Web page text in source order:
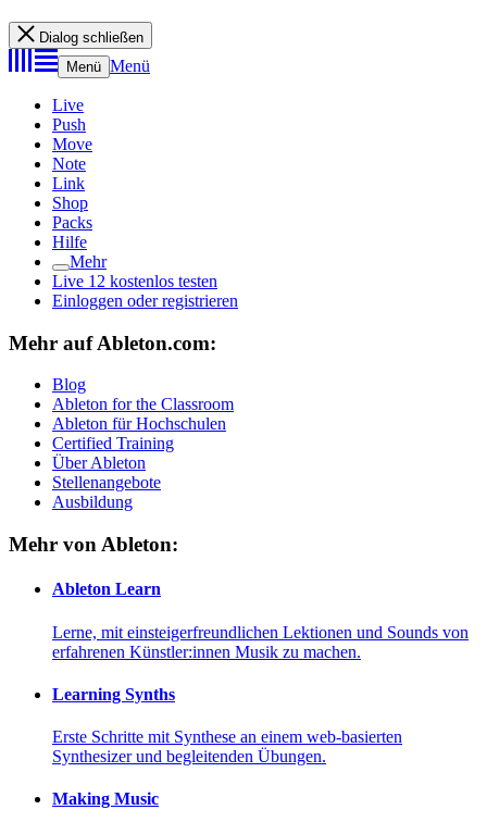
Dialog schließen
Menü Menü
Live
Push
Move
Note
Link
Shop
Packs
Hilfe
Mehr
Live 12 kostenlos testen
Einloggen oder registrieren
Mehr auf Ableton.com:
Blog
Ableton for the Classroom
Ableton für Hochschulen
Certified Training
Über Ableton
Stellenangebote
Ausbildung
Mehr von Ableton:
Ableton Learn
Lerne, mit einsteigerfreundlichen Lektionen und Sounds von
erfahrenen Künstler:innen Musik zu machen.
Learning Synths
Erste Schritte mit Synthese an einem web-basierten
Synthesizer und begleitenden Übungen.
Making Music